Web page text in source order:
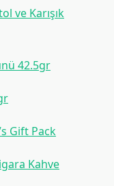
ve Karışık
42.5gr
Gift Pack
Kahve